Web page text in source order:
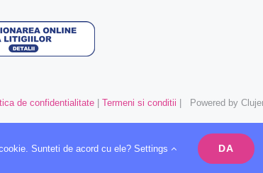
de confidentialitate| Termeni si conditii | Powered by
Sunteti de acord cu ele? Settings DA